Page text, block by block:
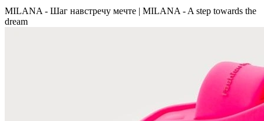
MILANA - Шаг навстречу мечте | MILANA - A step towards the
dream